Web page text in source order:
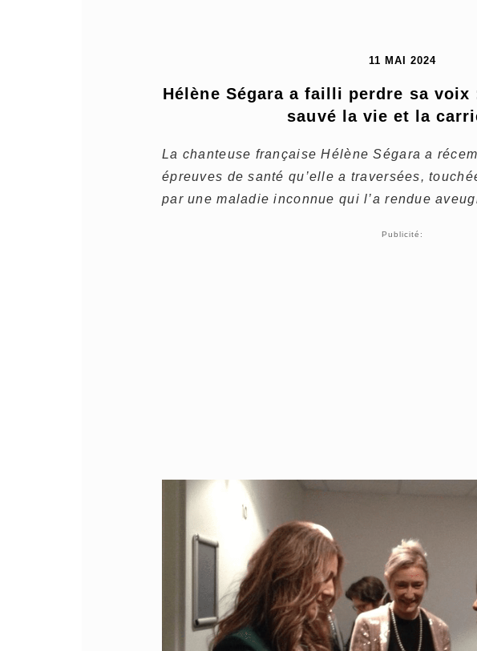
11 MAI 2024
Hélène Ségara a failli perdre sa voix
sauvé la vie et la
La chanteuse française Hélène Ségara a
épreuves de santé qu’elle a traversées,
par une maladie inconnue qui l’a rendue
Publicité: